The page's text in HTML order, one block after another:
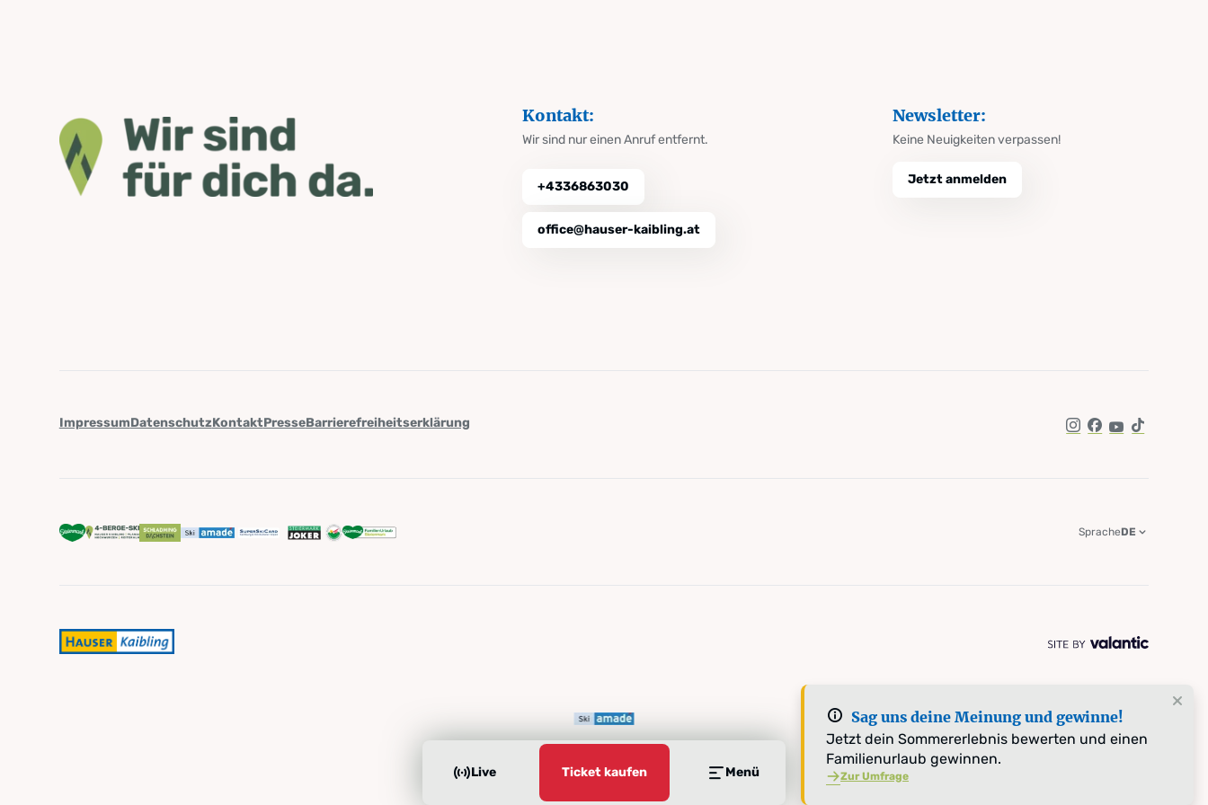
Live Ticket kaufen Menü
Sag uns deine Meinung und gewinne!
Jetzt dein Sommererlebnis bewerten und einen
Familienurlaub gewinnen.
Zur Umfrage
Kontakt:
Wir sind nur einen Anruf entfernt.
+4336863030
office@hauser-kaibling.at
Newsletter:
Keine Neuigkeiten verpassen!
Jetzt anmelden
ImpressumDatenschutzKontaktPresseBarrierefreiheitserklärung
Instagram
Facebook
YouTube
TikTok
SpracheDE